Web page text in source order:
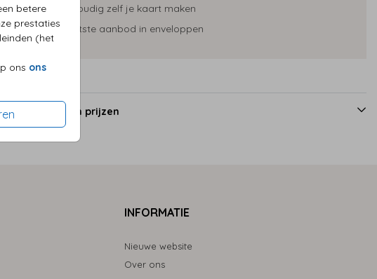
betere
prestaties
(het
ons ons
Eenvoudig zelf je kaart maken
Grootste aanbod in enveloppen
Formaten en prijzen
INFORMATIE
Nieuwe website
Over ons